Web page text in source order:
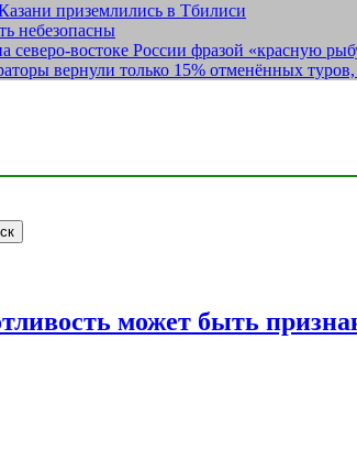
приземлились в Тбилиси
небезопасны
северо-востоке России фразой «красную
вернули только 15% отменённых
может быть